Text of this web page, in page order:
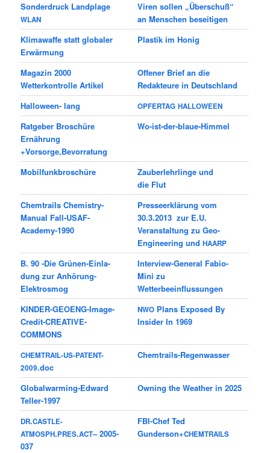
Sonderdruck Landplage
WLAN
Viren sollen „Überschuß“
an Menschen beseitigen
Klimawaffe statt globaler
Erwärmung
Plastik im Honig
Magazin 2000
Wetterkontrolle Artikel
Offener Brief an die
Redakteure in Deutschland
Halloween- lang
OPFERTAG HALLOWEEN
Ratgeber Broschüre
Ernährung
+Vorsorge,Bevorratung
Wo-ist-der-blaue-Himmel
Mobilfunkbroschüre
Zauberlehrlinge und
die Flut
Chem­trails Chemistry-
Manual Fall-USAF-
Academy-1990
Pres­se­er­klä­rung vom
30.3.2013 zur E.U.
Veranstaltung zu Geo-
Engineering undHAARP
B. 90 ‑Die Grünen-Ein­la­
dung zur Anhörung-
Elektrosmog
Interview-General Fabio-
Mini zu
Wetterbeeinflussungen
KINDER-GEOENG-Image-
Credit-CREATIVE-
COMMONS
NWO Plans Exposed By
Insider In 1969
CHEMTRAIL-US-PATENT-
2009.doc
Chemtrails-Regenwasser
Glo­bal­war­ming-Edward
Teller-1997
Owning the Wea­t­her in 2025
DR.CASTLE-
ATMOSPH.PRES.ACT– 2005-
037
FBI-Chef Ted
Gunderson+CHEMTRAILS